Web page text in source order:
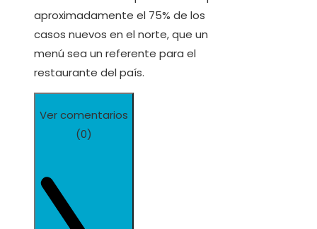
aproximadamente el 75% de los
casos nuevos en el norte, que un
menú sea un referente para el
restaurante del país.
Ver comentarios
(0)